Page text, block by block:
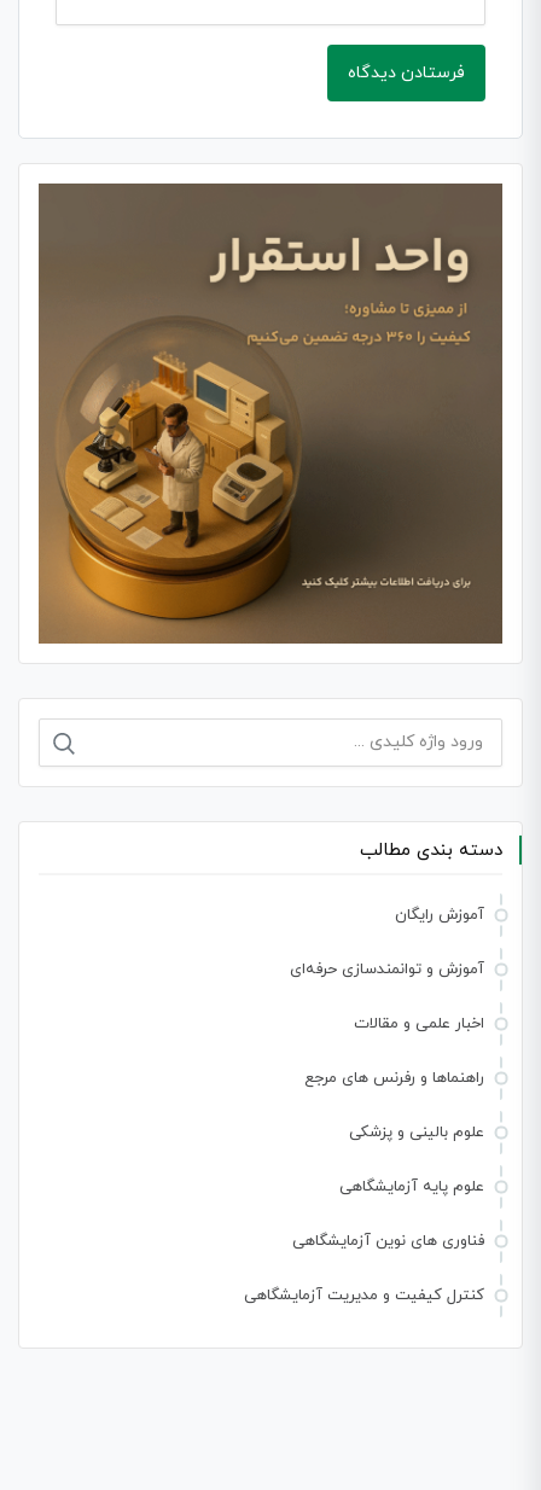
جستجو
برای:
دسته بندی مطالب
آموزش رایگان
آموزش و توانمندسازی حرفه‌ای
اخبار علمی و مقالات
راهنماها و رفرنس های مرجع
علوم بالینی و پزشکی
علوم پایه آزمایشگاهی
فناوری های نوین آزمایشگاهی
کنترل کیفیت و مدیریت آزمایشگاهی